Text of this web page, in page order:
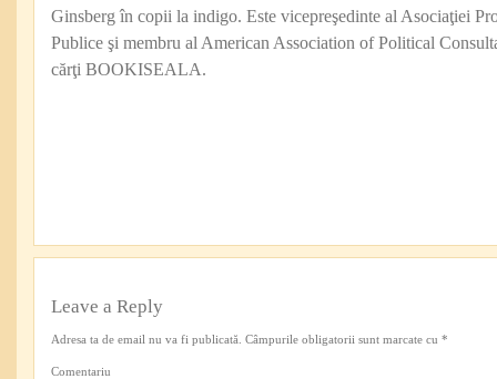
Ginsberg în copii la indigo. Este vicepreşedinte al Asociaţiei
Publice şi membru al American Association of Political
cărţi BOOKISEALA.
Leave a Reply
Adresa ta de email nu va fi publicată. Câmpurile obligatorii sunt marcate cu *
Comentariu